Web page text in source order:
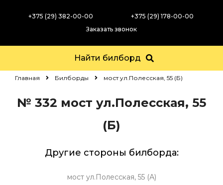
+375 (29) 382-00-00
+375 (29) 178-00-00
Заказать звонок
Найти билборд
Главная Билборды мост ул.Полесская, 55 (Б)
№ 332 мост ул.Полесская, 55
(Б)
Другие стороны билборда:
мост ул.Полесская, 55 (А)